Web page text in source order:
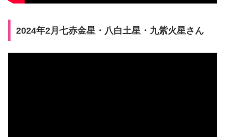
2024年2月七赤金星・八白土星・九紫火星さん